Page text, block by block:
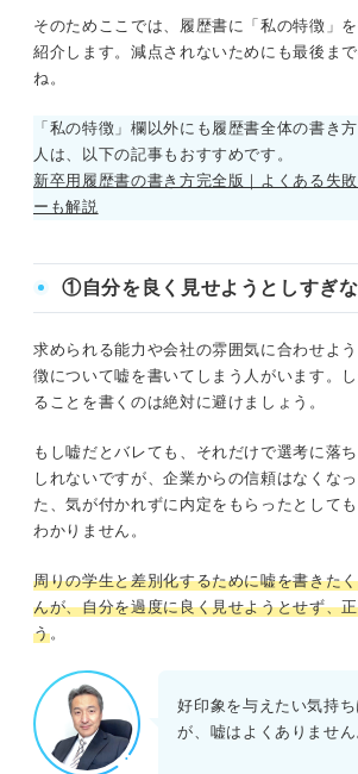
そのためここでは、履歴書に「私の特徴」
紹介します。減点されないためにも最後ま
ね。
「私の特徴」欄以外にも履歴書全体の書き
人は、以下の記事もおすすめです。
新卒用履歴書の書き方完全版｜よくある失
ーも解説
①自分を良く見せようとしすぎ
求められる能力や会社の雰囲気に合わせよ
徴について嘘を書いてしまう人がいます。
ることを書くのは絶対に避けましょう。
もし嘘だとバレても、それだけで選考に落
しれないですが、企業からの信頼はなくな
た、気が付かれずに内定をもらったとして
わかりません。
周りの学生と差別化するために嘘を書きた
んが、自分を過度に良く見せようとせず、
う。
好印象を与えたい気持
が、嘘はよくありません